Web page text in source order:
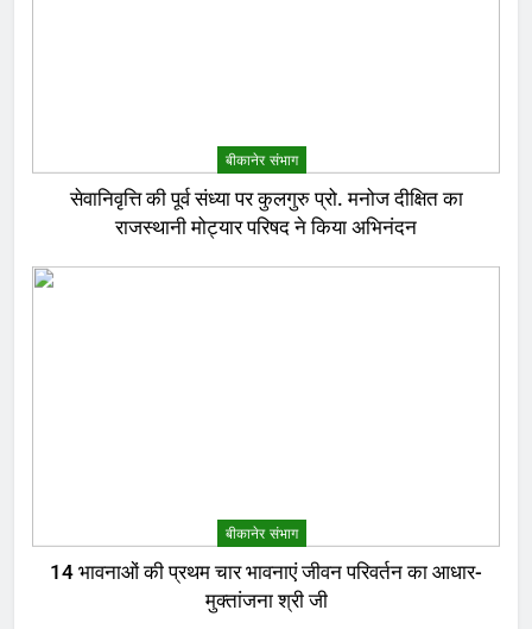
बीकानेर संभाग
सेवानिवृत्ति की पूर्व संध्या पर कुलगुरु प्रो. मनोज दीक्षित का
राजस्थानी मोट्यार परिषद ने किया अभिनंदन
बीकानेर संभाग
14 भावनाओं की प्रथम चार भावनाएं जीवन परिवर्तन का आधार-
मुक्तांजना श्री जी